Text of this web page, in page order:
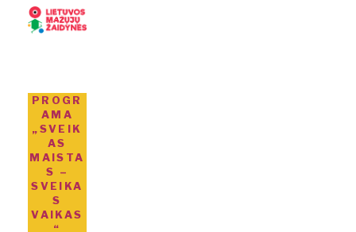
PROGR
AMA
„SVEIK
AS
MAISTA
S –
SVEIKA
S
VAIKAS
“